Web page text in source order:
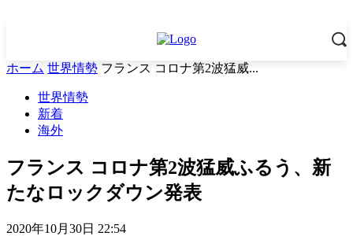
ホーム 世界情勢 フランス コロナ第2波猛威...
世界情勢
新着
海外
フランス コロナ第2波猛威ふるう、新
たなロックダウン発表
2020年10月30日 22:54